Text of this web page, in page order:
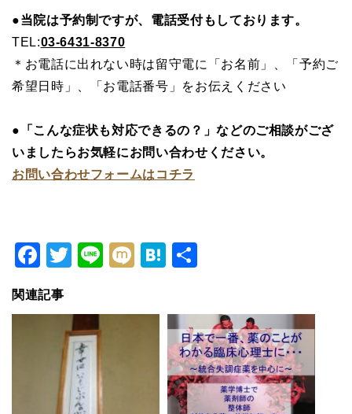
●当院は予約制ですが、電話受付もしております。
TEL:03-6431-8370
＊お電話に出れない時は留守電に「お名前」、「予約ご
希望日時」、「お電話番号」をお伝えください
●「こんな症状も対応できるの？」などのご相談がござ
いましたらお気軽にお問い合わせください。
お問い合わせフォームはコチラ
Facebook
Twitter
LineMixiHatena
関連記事